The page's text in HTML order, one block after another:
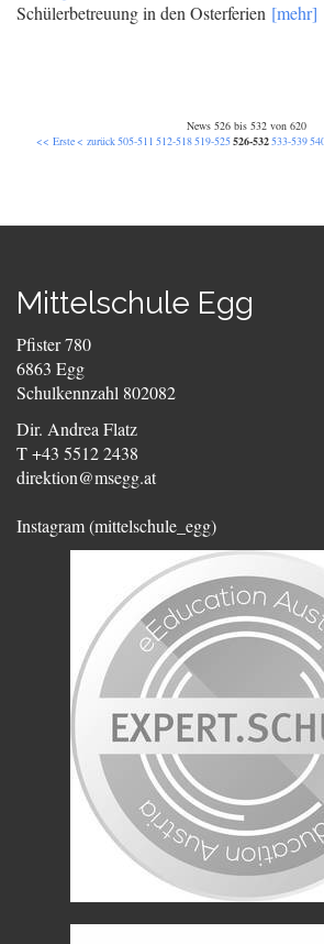
Schülerbetreuung in den Osterferien [mehr]
News 526 bis 532 von 620
<< Erste< zurück505-511 512-518519-525526-532533-539
Mittelschule Egg
Pfister 780
6863 Egg
Schulkennzahl 802082
Dir. Andrea Flatz
T +43 5512 2438
direktion@msegg.at
Instagram (mittelschule_egg)